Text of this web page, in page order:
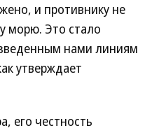
и противнику не
морю. Это стало
нами линиям
утверждает
его честность